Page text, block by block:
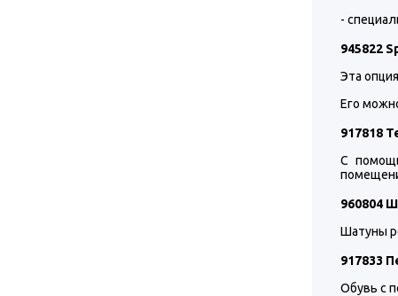
-
945822
Эта
Его
917818
С
960804
Шатуны
917833
Обувь с